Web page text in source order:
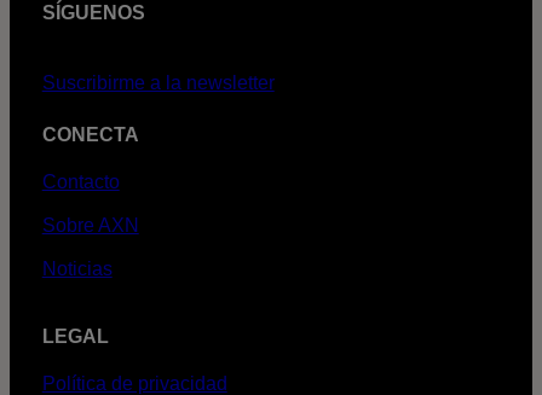
SÍGUENOS
Suscribirme a la newsletter
CONECTA
Contacto
Sobre AXN
Noticias
LEGAL
Política de privacidad